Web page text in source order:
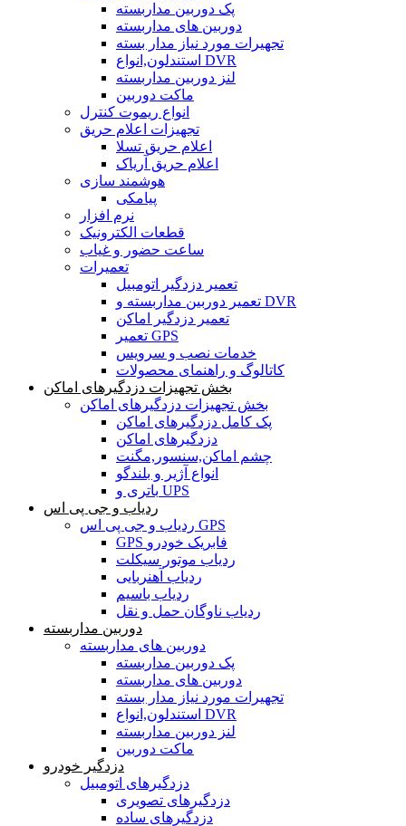
پک دوربین مداربسته
دوربین های مداربسته
تجهیرات مورد نیاز مدار بسته
استندلون,انواع DVR
لنز دوربین مداربسته
ماکت دوربین
انواع ریموت کنترل
تجهیزات اعلام حریق
اعلام حریق تسلا
اعلام حریق آریاک
هوشمند سازی
پیامکی
نرم افزار
قطعات الکترونیک
ساعت حضور و غیاب
تعمیرات
تعمیر دزدگیر اتومبیل
تعمیر دوربین مداربسته و DVR
تعمیر دزدگیر اماکن
تعمیر GPS
خدمات نصب و سرویس
کاتالوگ و راهنمای محصولات
بخش تجهیزات دزدگیرهای اماکن
بخش تجهیزات دزدگیرهای اماکن
پک کامل دزدگیرهای اماکن
دزدگیرهای اماکن
چشم اماکن,سنسور,مگنت
انواع آژیر و بلندگو
باتری و UPS
ردیاب و جی پی اس
ردیاب و جی پی اس GPS
GPS فابریک خودرو
ردیاب موتور سیکلت
ردیاب آهنربایی
ردیاب باسیم
ردیاب ناوگان حمل و نقل
دوربین مداربسته
دوربین های مداربسته
پک دوربین مداربسته
دوربین های مداربسته
تجهیرات مورد نیاز مدار بسته
استندلون,انواع DVR
لنز دوربین مداربسته
ماکت دوربین
دزدگیر خودرو
دزدگیرهای اتومبیل
دزدگیرهای تصویری
دزدگیرهای ساده